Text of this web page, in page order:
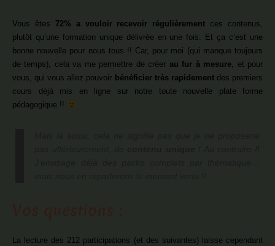
Vous êtes 72% a vouloir recevoir régulièrement ces contenus,
plutôt qu’une formation unique délivrée en une fois. Et ça c’est une
bonne nouvelle pour nous tous !! Car, pour moi (qui manque toujours
de temps), cela va me permettre de créer au fur à mesure, et pour
vous, qui vous allez pouvoir bénéficier très rapidementdes premiers
cours déjà mis en ligne sur notre toute nouvelle plate forme
pédagogique !!
La lecture des 212 participations (et des suivantes) laisse cependant